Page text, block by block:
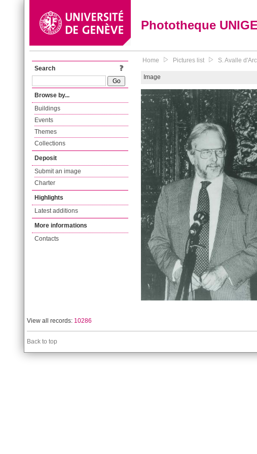
Phototheque UNIGE
Search
Browse by...
Buildings
Events
Themes
Collections
Deposit
Submit an image
Charter
Highlights
Latest additions
More informations
Contacts
Home Pictures list S. Avalle
Image
View all records: 10286
Back to top